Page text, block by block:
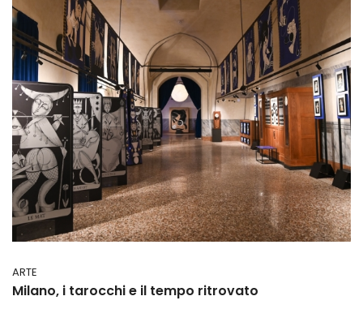
ARTE
Milano, i tarocchi e il tempo ritrovato